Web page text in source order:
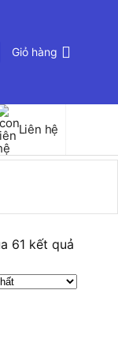
Giỏ hàng
Liên hệ
61 kết quả
xếp